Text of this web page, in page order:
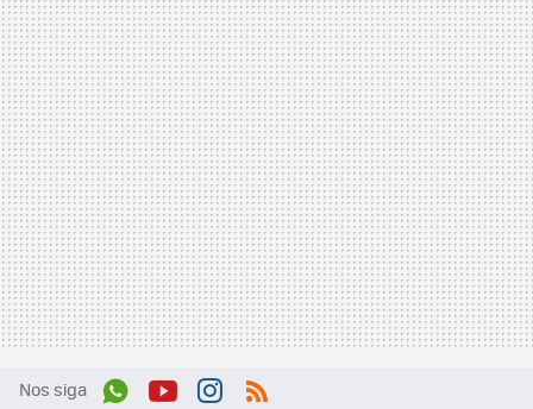
Nos siga